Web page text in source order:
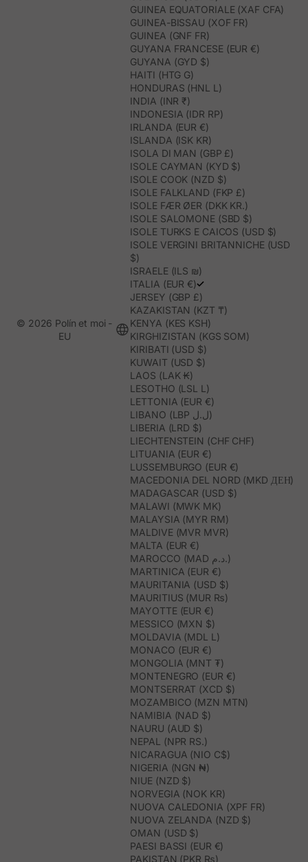
GUINEA EQUATORIALE (XAF CFA)
GUINEA-BISSAU (XOF FR)
GUINEA (GNF FR)
GUYANA FRANCESE (EUR €)
GUYANA (GYD $)
HAITI (HTG G)
HONDURAS (HNL L)
INDIA (INR ₹)
INDONESIA (IDR RP)
IRLANDA (EUR €)
ISLANDA (ISK KR)
ISOLA DI MAN (GBP £)
ISOLE CAYMAN (KYD $)
ISOLE COOK (NZD $)
ISOLE FALKLAND (FKP £)
ISOLE FÆR ØER (DKK KR.)
ISOLE SALOMONE (SBD $)
ISOLE TURKS E CAICOS (USD $)
ISOLE VERGINI BRITANNICHE (USD
$)
ISRAELE (ILS ₪)
ITALIA (EUR €)
JERSEY (GBP £)
KAZAKISTAN (KZT ₸)
KENYA (KES KSH)
KIRGHIZISTAN (KGS SOM)
KIRIBATI (USD $)
KUWAIT (USD $)
LAOS (LAK ₭)
LESOTHO (LSL L)
LETTONIA (EUR €)
LIBANO (LBP ل.ل)
LIBERIA (LRD $)
LIECHTENSTEIN (CHF CHF)
LITUANIA (EUR €)
LUSSEMBURGO (EUR €)
MACEDONIA DEL NORD (MKD ДЕН)
MADAGASCAR (USD $)
MALAWI (MWK MK)
MALAYSIA (MYR RM)
MALDIVE (MVR MVR)
MALTA (EUR €)
MAROCCO (MAD د.م.)
MARTINICA (EUR €)
MAURITANIA (USD $)
MAURITIUS (MUR ₨)
MAYOTTE (EUR €)
MESSICO (MXN $)
MOLDAVIA (MDL L)
MONACO (EUR €)
MONGOLIA (MNT ₮)
MONTENEGRO (EUR €)
MONTSERRAT (XCD $)
MOZAMBICO (MZN MTN)
NAMIBIA (NAD $)
NAURU (AUD $)
NEPAL (NPR RS.)
NICARAGUA (NIO C$)
NIGERIA (NGN ₦)
NIUE (NZD $)
NORVEGIA (NOK KR)
NUOVA CALEDONIA (XPF FR)
NUOVA ZELANDA (NZD $)
OMAN (USD $)
PAESI BASSI (EUR €)
PAKISTAN (PKR ₨)
© 2026 Polín et moi -
EU